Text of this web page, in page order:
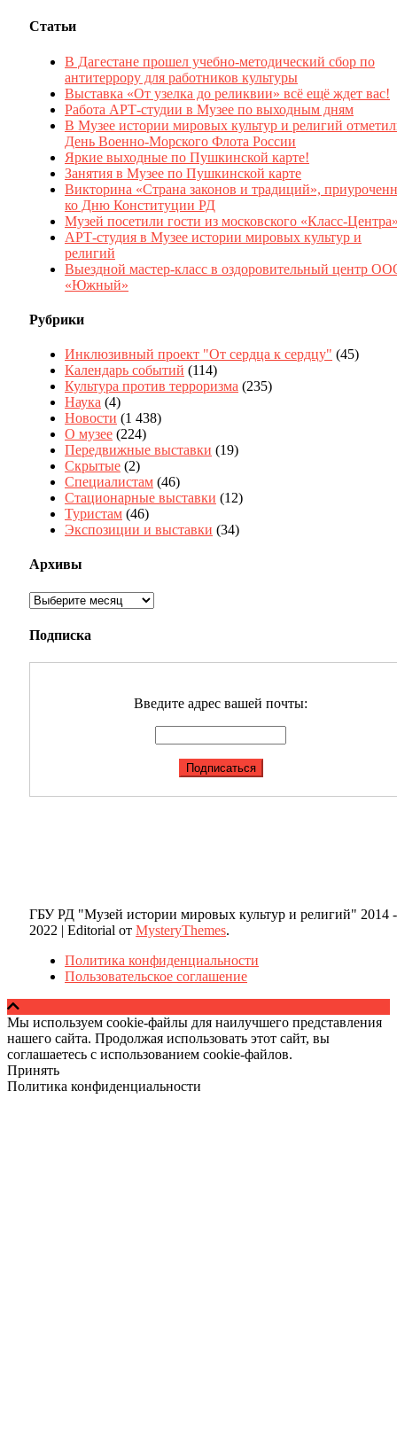
Статьи
В Дагестане прошел учебно-методический сбор по
антитеррору для работников культуры
Выставка «От узелка до реликвии» всё ещё ждет вас!
Работа АРТ-студии в Музее по выходным дням
В Музее истории мировых культур и религий
День Военно-Морского Флота России
Яркие выходные по Пушкинской карте!
Занятия в Музее по Пушкинской карте
Викторина «Страна законов и традиций»,
ко Дню Конституции РД
Музей посетили гости из московского «Класс-
АРТ-студия в Музее истории мировых культур и
религий
Выездной мастер-класс в оздоровительный центр
«Южный»
Рубрики
Инклюзивный проект "От сердца к сердцу" (45)
Календарь событий (114)
Культура против терроризма (235)
Наука (4)
Новости (1 438)
О музее (224)
Передвижные выставки (19)
Скрытые (2)
Специалистам (46)
Стационарные выставки (12)
Туристам (46)
Экспозиции и выставки (34)
Архивы
Архивы
Подписка
Введите адрес вашей почты:
ГБУ РД "Музей истории мировых культур и религий" 2014 -
2022 | Editorial от MysteryThemes.
Политика конфиденциальности
Пользовательское соглашение
Мы используем cookie-файлы для наилучшего представления
нашего сайта. Продолжая использовать этот сайт, вы
соглашаетесь с использованием cookie-файлов.
Принять
Политика конфиденциальности